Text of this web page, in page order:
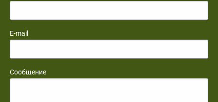
E-mail
Сообщение